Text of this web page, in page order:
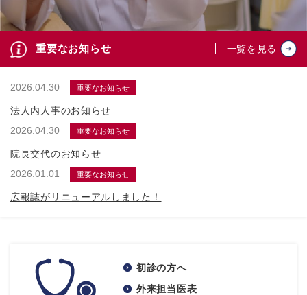
重要なお知らせ 一覧を見る
2026.04.30 重要なお知らせ
法人内人事のお知らせ
2026.04.30
重要なお知らせ
院長交代のお知らせ
2026.01.01
重要なお知らせ
広報誌がリニューアルしました！
初診の方へ
外来担当医表